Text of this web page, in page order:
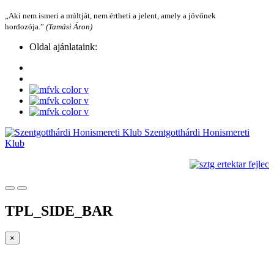
„Aki nem ismeri a múltját, nem értheti a jelent, amely a jövőnek
hordozója.” (Tamási Áron)
Oldal ajánlataink:
Szentgotthárdi Honismereti
Klub
TPL_SIDE_BAR
×